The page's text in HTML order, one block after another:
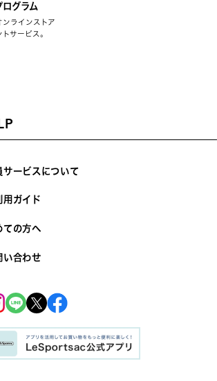
ログラム
ラインストア
サービス。
サービスについて
用ガイド
ての方へ
い合わせ